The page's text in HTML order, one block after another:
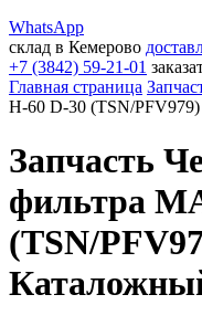
WhatsApp
склад в Кемерово
+7 (3842) 59-21-01
Главная страница
Н-60 D-30 (TSN/PFV979)
Запчасть
фильтра
(TSN/